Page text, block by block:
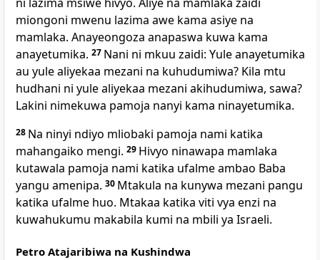
miongoni mwenu lazima awe kama asiye na
mamlaka. Anayeongoza anapaswa kuwa kama
anayetumika. 27 Nani ni mkuu zaidi: Yule anayetumika
au yule aliyekaa mezani na kuhudumiwa? Kila mtu
hudhani ni yule aliyekaa mezani akihudumiwa, sawa?
Lakini nimekuwa pamoja nanyi kama ninayetumika.
28 Na ninyi ndiyo mliobaki pamoja nami katika
mahangaiko mengi. 29 Hivyo ninawapa mamlaka
kutawala pamoja nami katika ufalme ambao Baba
yangu amenipa. 30 Mtakula na kunywa mezani pangu
katika ufalme huo. Mtakaa katika viti vya enzi na
kuwahukumu makabila kumi na mbili ya Israeli.
Petro Atajaribiwa na Kushindwa